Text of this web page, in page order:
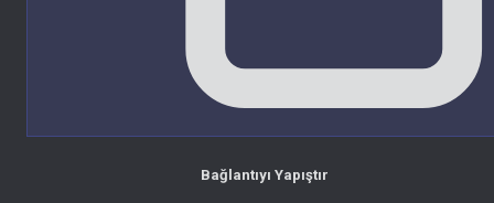
Bağlantıyı Yapıştır